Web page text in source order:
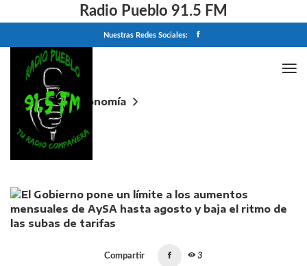
Radio Pueblo 91.5 FM
Nuestras Redes Sociales:
Home
Economía
El Gobierno pone un límite a los aumentos
mensuales de AySA hasta agosto y baja el ritmo de
las subas de tarifas
Compartir 3